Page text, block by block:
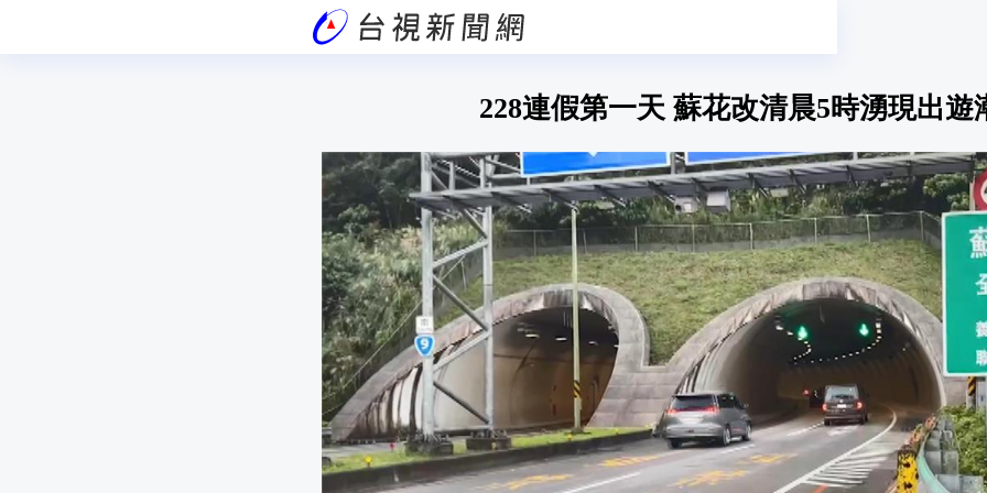
228連假第一天 蘇花改清晨5時湧現出遊